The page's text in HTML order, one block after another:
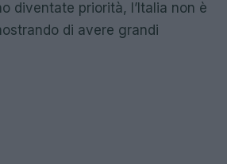
diventate priorità, l’Italia non è
di avere grandi